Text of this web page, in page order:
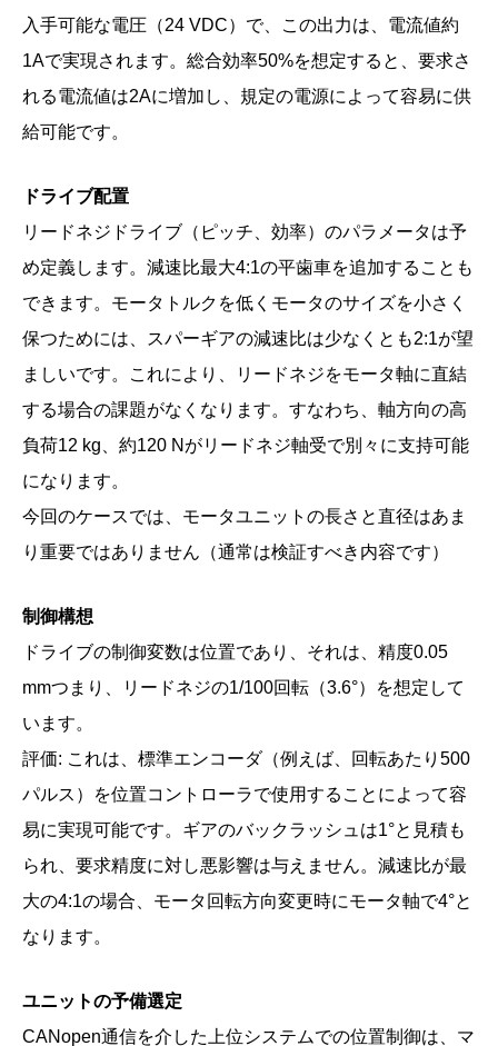
入手可能な電圧（24 VDC）で、この出力は、電流値約
1Aで実現されます。総合効率50%を想定すると、要求さ
れる電流値は2Aに増加し、規定の電源によって容易に供
給可能です。
ドライブ配置
リードネジドライブ（ピッチ、効率）のパラメータは予
め定義します。減速比最大4:1の平歯車を追加することも
できます。モータトルクを低くモータのサイズを小さく
保つためには、スパーギアの減速比は少なくとも2:1が望
ましいです。これにより、リードネジをモータ軸に直結
する場合の課題がなくなります。すなわち、軸方向の高
負荷12 kg、約120 Nがリードネジ軸受で別々に支持可能
になります。
今回のケースでは、モータユニットの長さと直径はあま
り重要ではありません（通常は検証すべき内容です）
制御構想
ドライブの制御変数は位置であり、それは、精度0.05
mmつまり、リードネジの1/100回転（3.6°）を想定して
います。
評価: これは、標準エンコーダ（例えば、回転あたり500
パルス）を位置コントローラで使用することによって容
易に実現可能です。ギアのバックラッシュは1°と見積も
られ、要求精度に対し悪影響は与えません。減速比が最
大の4:1の場合、モータ回転方向変更時にモータ軸で4°と
なります。
ユニットの予備選定
CANopen通信を介した上位システムでの位置制御は、マ